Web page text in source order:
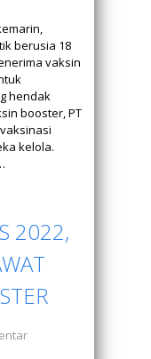
berusia 18
vaksin
hendak
booster, PT
kelola.
2022,